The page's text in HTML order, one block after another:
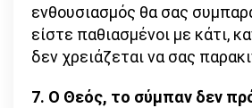
ενθουσιασμός θα σας
είστε παθιασμένοι με κάτι,
δεν χρειάζεται να σας
7. Ο Θεός, το σύμπαν δεν